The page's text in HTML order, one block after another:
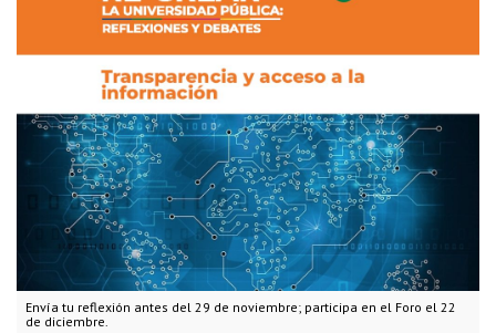
Envía tu reflexión antes del 29 de noviembre; participa en el Foro el 22
de diciembre.